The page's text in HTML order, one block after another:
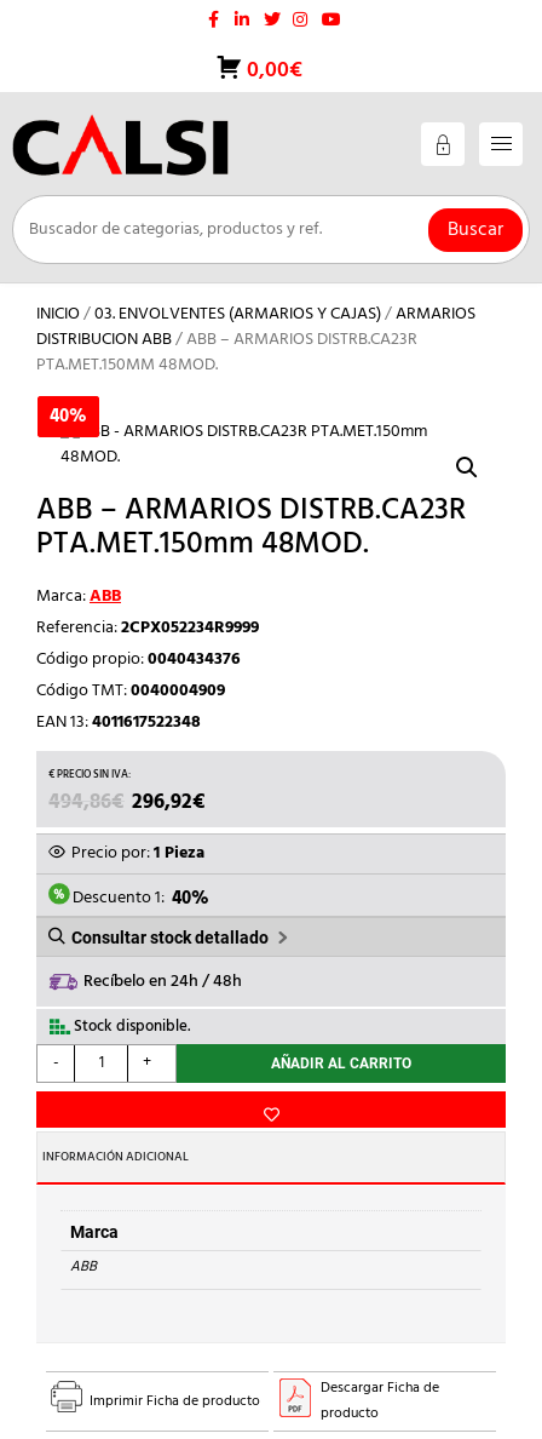
0,00€
Buscar
INICIO/03. ENVOLVENTES (ARMARIOS Y CAJAS)/ARMARIOS
DISTRIBUCION ABB/ ABB – ARMARIOS DISTRB.CA23R
PTA.MET.150MM 48MOD.
40%
ABB – ARMARIOS DISTRB.CA23R
PTA.MET.150mm 48MOD.
Marca:ABB
Referencia:2CPX052234R9999
Código propio:0040434376
Código TMT:0040004909
EAN 13:4011617522348
494,86€ EL
PRECIO
ORIGINAL
ERA:
494,86€.
296,92€
PRECIO
ES:
296,92€.
Precio por:1 Pieza
Descuento 1: 40%
Consultar stock detallado
Recíbelo en 24h / 48h
Stock disponible.
-
ABB
-
DISTRB.CA23R
PTA.MET.150mm
48MOD.
cantidad
+ AÑADIR AL CARRITO
INFORMACIÓN ADICIONAL
Marca
ABB
40%
Imprimir Ficha de producto
Descargar Ficha de
producto